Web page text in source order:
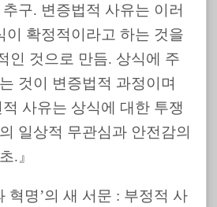
구. 변증법적 사유는 이러
이 확정적이라고 하는 것을
인 것으로 만듬. 상식에 주
것이 변증법적 과정이며
사유는 상식에 대한 투쟁
일상적 무관심과 안전감의
.』
혁명’의 새 서문 : 부정적 사